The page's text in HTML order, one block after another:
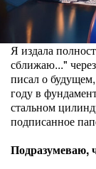
Я издала
сближаю..."
писал о
году в
стальном
подписанное
Подразумеваю,